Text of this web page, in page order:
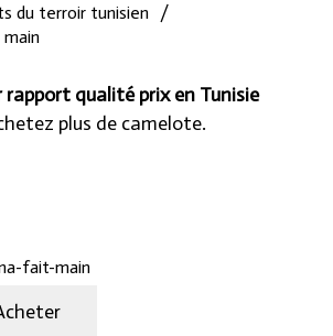
du terroir tunisien
/
rapport qualité prix en Tunisie
plus de camelote.
fait-main